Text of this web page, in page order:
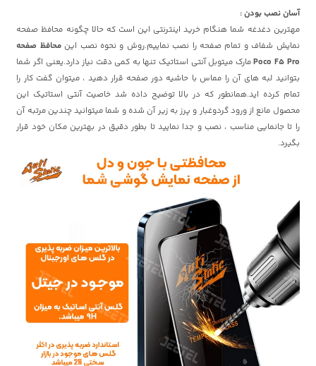
آسان نصب بودن :
مهترین دغدغه شما هنگام خرید اینترنتی این است که حالا چگونه محافظ صفحه
نمایش شفاف و تمام صفحه را نصب نماییم.روش و نحوه نصب اینمحافظ صفحه
Poco F5 Proمارک میتوبل آنتی استاتیک تنها به کمی دقت نیاز دارد.یعنی اگر شما
بتوانید لبه های آن را مماس با حاشیه دور صفحه قرار دهید ، میتوان گفت کار را
تمام کرده اید.همانطور که در بالا توضیح داده شد خاصیت آنتی استاتیک این
محصول مانع از ورود گردوغبار و پرز به زیر آن شده و شما میتوانید چندین مرتبه آن
را تا جانمایی مناسب ، نصب و جدا نمایید تا بطور دقیق در بهترین مکان خود قرار
بگیرد.